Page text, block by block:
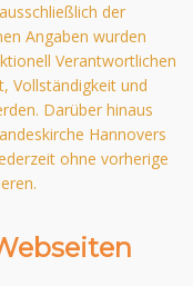
der
Angaben wurden
Verantwortlichen
Vollständigkeit und
Darüber hinaus
Hannovers
ohne vorherige